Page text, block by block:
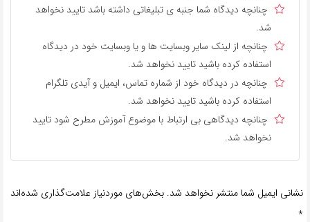
چنانچه دیدگاه شما جنبه ی تبلیغاتی داشته باشد تایید نخواهد
شد.
چنانچه از لینک سایر وبسایت ها و یا وبسایت خود در دیدگاه
استفاده کرده باشید تایید نخواهد شد.
چنانچه در دیدگاه خود از شماره تماس، ایمیل و آیدی تلگرام
استفاده کرده باشید تایید نخواهد شد.
چنانچه دیدگاهی بی ارتباط با موضوع آموزش مطرح شود تایید
نخواهد شد.
نشانی ایمیل شما منتشر نخواهد شد. بخش‌های موردنیاز علامت‌گذاری شده‌اند
*